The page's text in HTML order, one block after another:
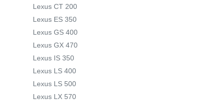
Lexus CT 200
Lexus ES 350
Lexus GS 400
Lexus GX 470
Lexus IS 350
Lexus LS 400
Lexus LS 500
Lexus LX 570